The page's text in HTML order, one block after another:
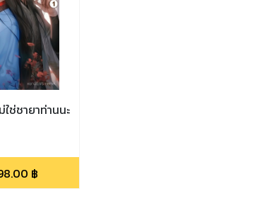
ใช่ชายาท่านนะ
฿